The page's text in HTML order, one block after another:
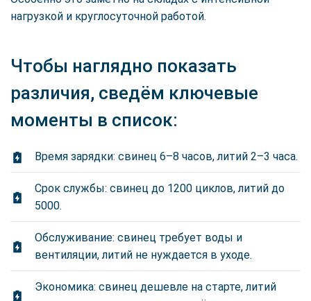
нагрузкой и круглосуточной работой.
Чтобы наглядно показать
различия, сведём ключевые
моменты в список:
Время зарядки: свинец 6–8 часов, литий 2–3 часа.
Срок службы: свинец до 1200 циклов, литий до
5000.
Обслуживание: свинец требует воды и
вентиляции, литий не нуждается в уходе.
Экономика: свинец дешевле на старте, литий